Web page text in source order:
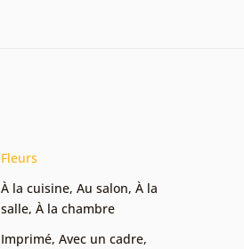
Fleurs
À la cuisine, Au salon, À la
salle, À la chambre
Imprimé, Avec un cadre,